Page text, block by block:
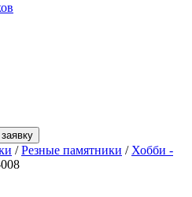
/Резные памятники / Хобби -